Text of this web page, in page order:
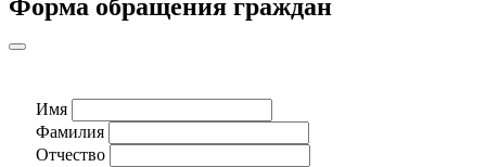
Форма обращения граждан
Имя
Фамилия
Отчество